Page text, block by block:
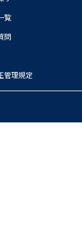
覧
問
管理規定